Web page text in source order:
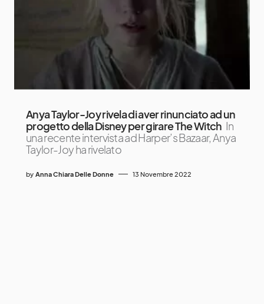
Anya Taylor-Joy rivela di aver rinunciato ad un
progetto della Disney per girare The Witch In
una recente intervista ad Harper’s Bazaar, Anya
Taylor-Joy ha rivelato
by Anna Chiara Delle Donne 13 Novembre 2022